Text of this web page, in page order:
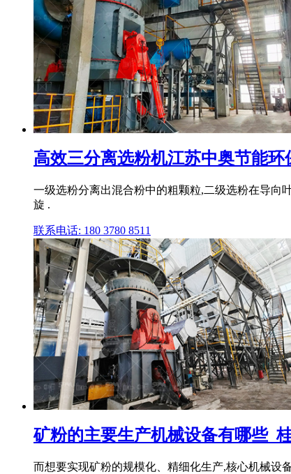
高效三分离选粉机江苏中奥节能环
一级选粉分离出混合粉中的粗颗粒,二级选粉在导向
旋 .
联系电话: 180 3780 8511
矿粉的主要生产机械设备有哪些_
而想要实现矿粉的规模化、精细化生产,核心机械设